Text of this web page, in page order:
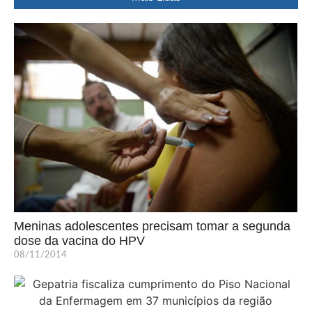
Meninas adolescentes precisam tomar a segunda
dose da vacina do HPV
08/11/2014